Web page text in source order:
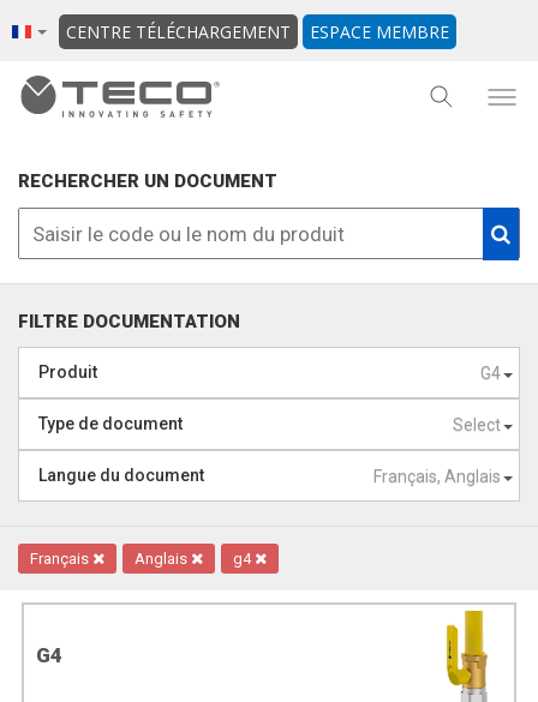
CENTRE TÉLÉCHARGEMENT ESPACE MEMBRE
RECHERCHER UN DOCUMENT
FILTRE DOCUMENTATION
G4
Produit
Select
Type de document
Français, Anglais
Langue du document
Français Anglais g4
G4